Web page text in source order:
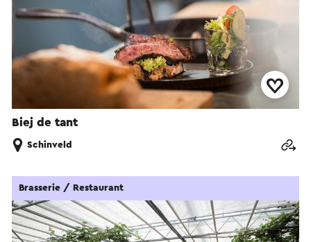
Biej de tant
Schinveld
Brasserie / Restaurant